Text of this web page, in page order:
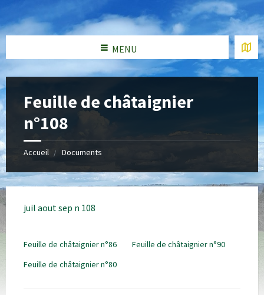
MENU
Feuille de châtaignier
n°108
Accueil Documents
juil aout sep n 108
Feuille de châtaignier n°86
Feuille de châtaignier n°90
Feuille de châtaignier n°80